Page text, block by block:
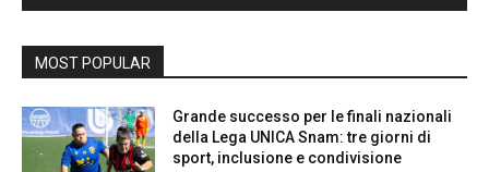
MOST POPULAR
Grande successo per le finali nazionali
della Lega UNICA Snam: tre giorni di
sport, inclusione e condivisione